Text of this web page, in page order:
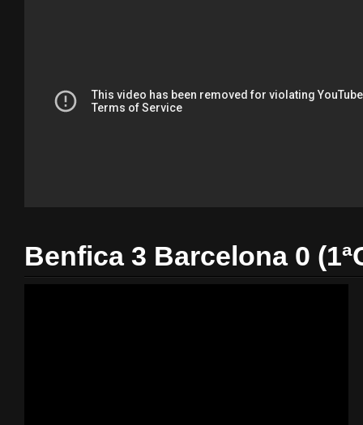
Benfica 3 Barcelona 0